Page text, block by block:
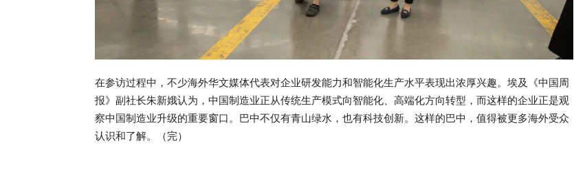
在参访过程中，不少海外华文媒体代表对企业研发能力和智能化生产水平表现出浓厚兴趣。埃及《中国周
报》副社长朱新娥认为，中国制造业正从传统生产模式向智能化、高端化方向转型，而这样的企业正是观
察中国制造业升级的重要窗口。巴中不仅有青山绿水，也有科技创新。这样的巴中，值得被更多海外受众
认识和了解。（完）